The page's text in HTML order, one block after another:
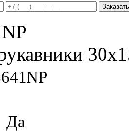
Заказать
Да